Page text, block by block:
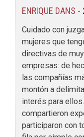
ENRIQUE DANS -
Cuidado con
mujeres que
directivas de
empresas: de
las compañías
montón a
interés para
compartieron
participaron con